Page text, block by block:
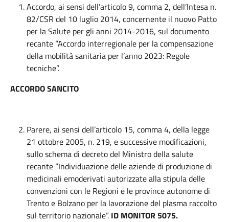
Accordo, ai sensi dell’articolo 9, comma 2, dell’Intesa n.
82/CSR del 10 luglio 2014, concernente il nuovo Patto
per la Salute per gli anni 2014-2016, sul documento
recante “Accordo interregionale per la compensazione
della mobilità sanitaria per l’anno 2023: Regole
tecniche”.
ACCORDO SANCITO
Parere, ai sensi dell’articolo 15, comma 4, della legge
21 ottobre 2005, n. 219, e successive modificazioni,
sullo schema di decreto del Ministro della salute
recante “Individuazione delle aziende di produzione di
medicinali emoderivati autorizzate alla stipula delle
convenzioni con le Regioni e le province autonome di
Trento e Bolzano per la lavorazione del plasma raccolto
sul territorio nazionale”. ID MONITOR 5075.